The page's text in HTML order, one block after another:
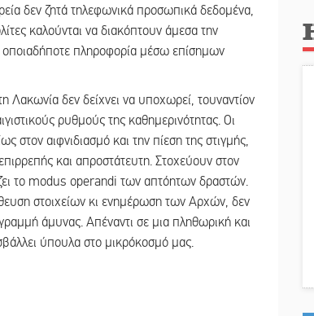
δεν ζητά τηλεφωνικά προσωπικά δεδομένα,
καλούνται να διακόπτουν άμεσα την
πληροφορία μέσω επίσημων
δεν δείχνει να υποχωρεί, τουναντίον
ρυθμούς της καθημερινότητας. Οι
στον αιφνιδιασμό και την πίεση της στιγμής,
και απροστάτευτη. Στοχεύουν στον
το modus operandi των απτόητων δραστών.
στοιχείων κι ενημέρωση των Αρχών, δεν
άμυνας. Απέναντι σε μια πληθωρική και
ύπουλα στο μικρόκοσμό μας.